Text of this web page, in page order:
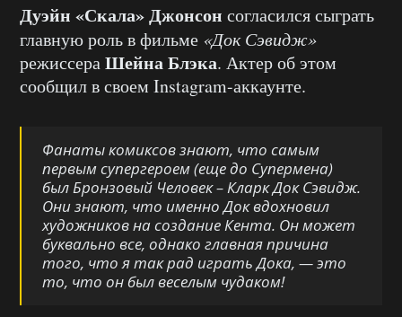
Дуэйн «Скала» Джонсон согласился сыграть
главную роль в фильме «Док Сэвидж»
режиссераШейна Блэка. Актер об этом
сообщил в своем Instagram-аккаунте.
Фанаты комиксов знают, что самым
первым супергероем (еще до Супермена)
был Бронзовый Человек – Кларк Док Сэвидж.
Они знают, что именно Док вдохновил
художников на создание Кента. Он может
буквально все, однако главная причина
того, что я так рад играть Дока, — это
то, что он был веселым чудаком!